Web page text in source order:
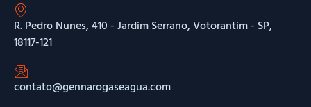
R. Pedro Nunes, 410 - Jardim Serrano, Votorantim - SP,
18117-121
contato@gennarogaseagua.com